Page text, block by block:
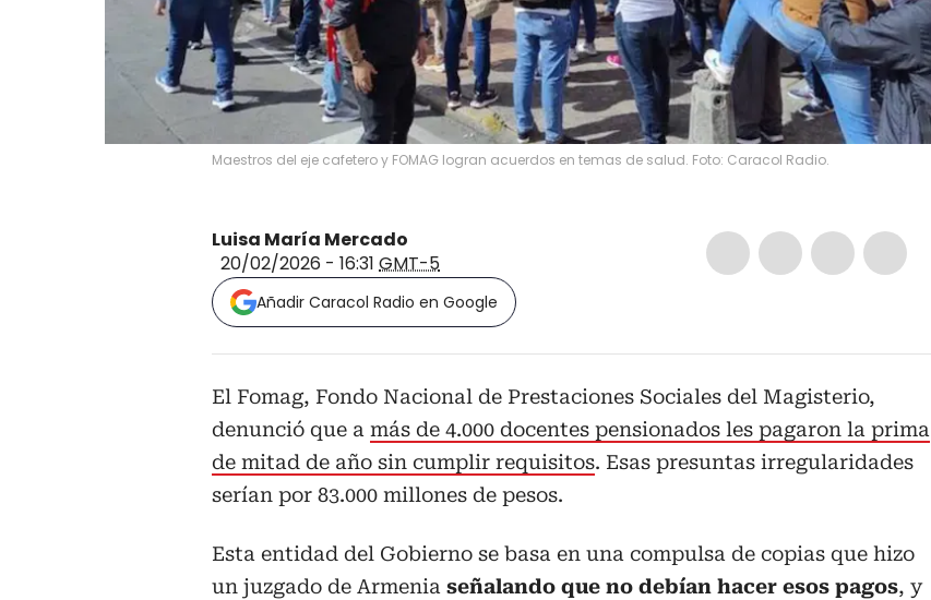
Maestros del eje cafetero y FOMAG logran acuerdos en temas de salud. Foto: Caracol Radio.
Luisa María Mercado
20/02/2026 - 16:31 GMT-5
Añadir Caracol Radio en Google
El Fomag, Fondo Nacional de Prestaciones Sociales del Magisterio,
denunció que a más de 4.000 docentes pensionados les pagaron la prima
de mitad de año sin cumplir requisitos. Esas presuntas irregularidades
serían por 83.000 millones de pesos.
Esta entidad del Gobierno se basa en una compulsa de copias que hizo
un juzgado de Armenia señalando que no debían hacer esos pagos, y